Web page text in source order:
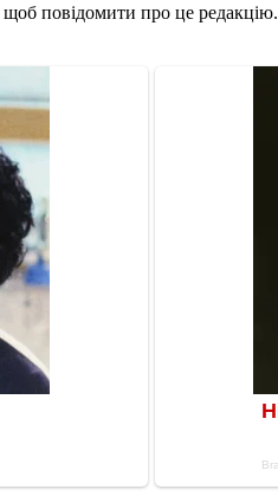
щоб повідомити про це редакцію.